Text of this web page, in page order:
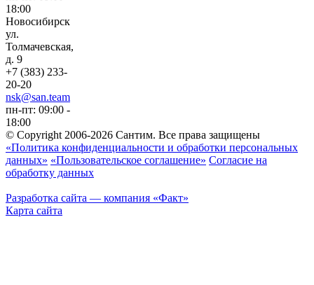
18:00
Новосибирск
ул.
Толмачевская,
д. 9
+7 (383) 233-
20-20
nsk@san.team
пн-пт: 09:00 -
18:00
© Copyright 2006-2026 Сантим. Все права защищены
«Политика конфиденциальности и обработки персональных
данных» «Пользовательское соглашение» Согласие на
обработку данных
Разработка сайта — компания «Факт»
Карта сайта